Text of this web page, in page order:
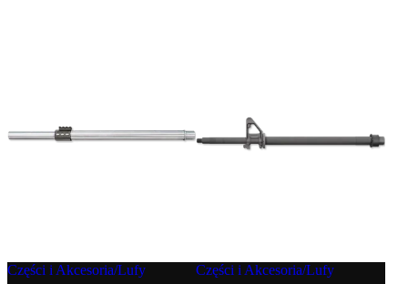
Części i Akcesoria/Lufy
Części i Akcesoria/Lufy